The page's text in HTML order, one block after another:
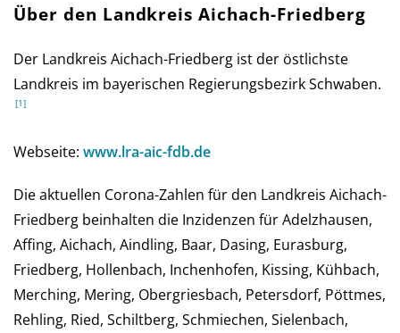
Über den Landkreis Aichach-Friedberg
Der Landkreis Aichach-Friedberg ist der östlichste
Landkreis im bayerischen Regierungsbezirk Schwaben.
Webseite: www.lra-aic-fdb.de
Die aktuellen Corona-Zahlen für den Landkreis Aichach-
Friedberg beinhalten die Inzidenzen für Adelzhausen,
Affing, Aichach, Aindling, Baar, Dasing, Eurasburg,
Friedberg, Hollenbach, Inchenhofen, Kissing, Kühbach,
Merching, Mering, Obergriesbach, Petersdorf, Pöttmes,
Rehling, Ried, Schiltberg, Schmiechen, Sielenbach,